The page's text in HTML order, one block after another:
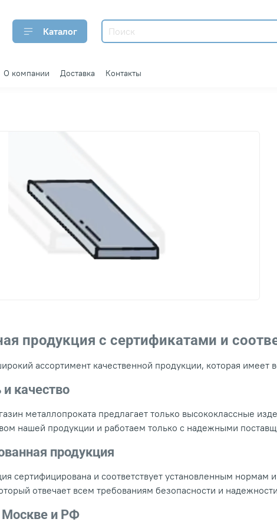
Каталог
О компании Доставка Контакты
продукция с сертификатами и
ассортимент качественной продукции, которая имеет
качество
металлопроката предлагает только высококлассные
нашей продукции и работаем только с надежными
продукция
сертифицирована и соответствует установленным нормам
отвечает всем требованиям безопасности и
Москве и РФ